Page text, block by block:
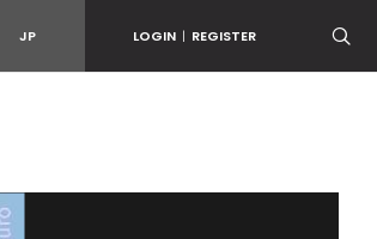
JP LOGIN | REGISTER